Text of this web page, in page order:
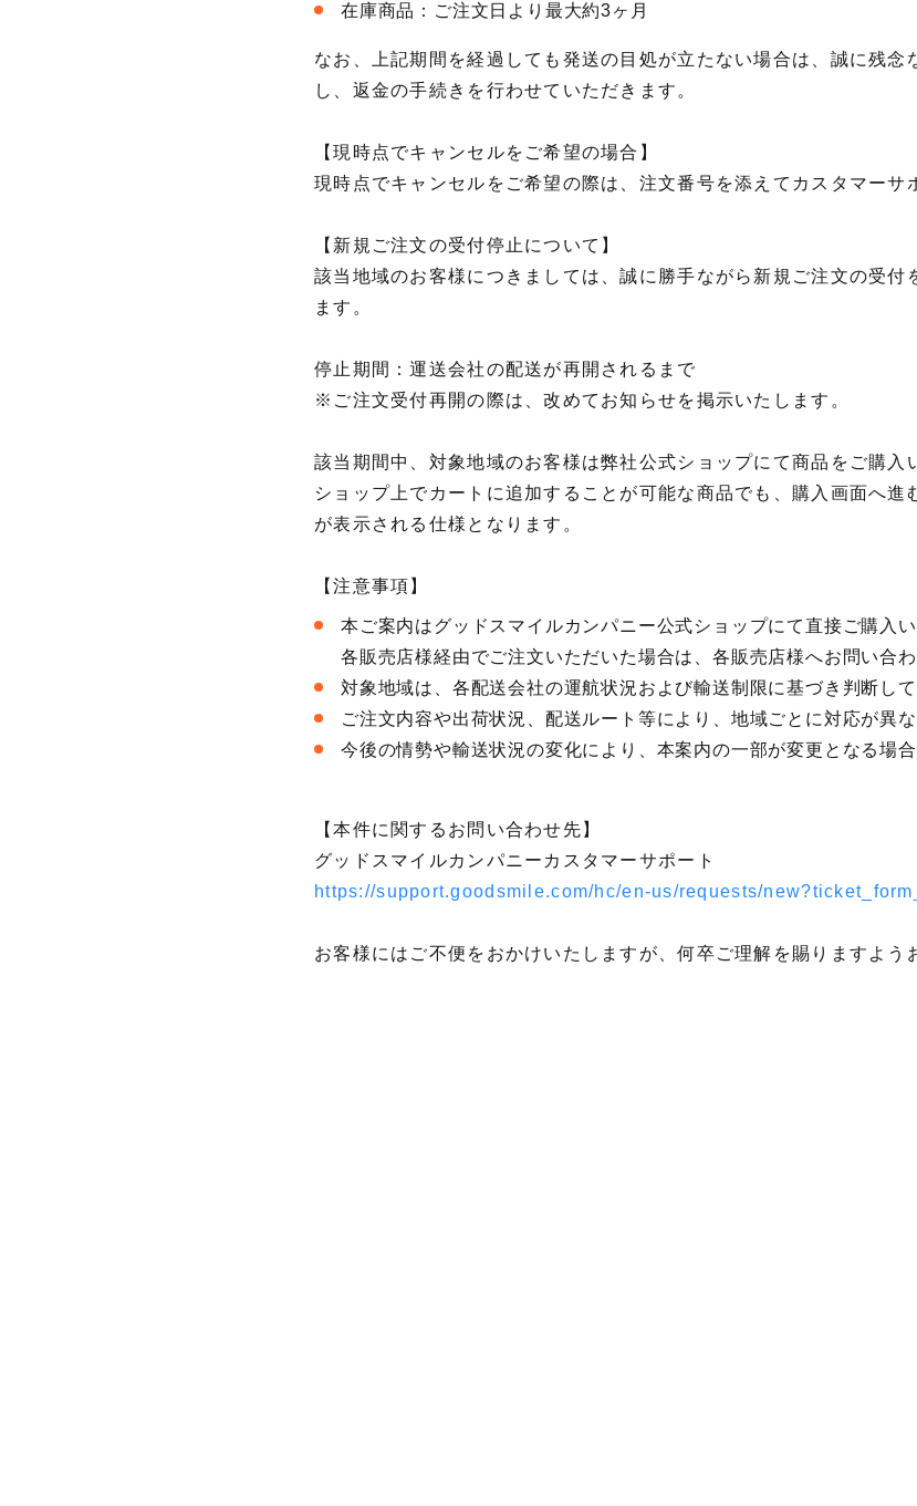
在庫商品：ご注文日より最大約3ヶ月
なお、上記期間を経過しても発送の目処が立たない場合は、誠に残念
し、返金の手続きを行わせていただきます。
【現時点でキャンセルをご希望の場合】
現時点でキャンセルをご希望の際は、注文番号を添えてカスタマーサ
【新規ご注文の受付停止について】
該当地域のお客様につきましては、誠に勝手ながら新規ご注文の受付
ます。
停止期間：運送会社の配送が再開されるまで
※ご注文受付再開の際は、改めてお知らせを掲示いたします。
該当期間中、対象地域のお客様は弊社公式ショップにて商品をご購入
ショップ上でカートに追加することが可能な商品でも、購入画面へ進
が表示される仕様となります。
【注意事項】
本ご案内はグッドスマイルカンパニー公式ショップにて直接ご購入
各販売店様経由でご注文いただいた場合は、各販売店様へお問い合わ
対象地域は、各配送会社の運航状況および輸送制限に基づき判断して
ご注文内容や出荷状況、配送ルート等により、地域ごとに対応が異
今後の情勢や輸送状況の変化により、本案内の一部が変更となる場合
【本件に関するお問い合わせ先】
グッドスマイルカンパニーカスタマーサポート
https://support.goodsmile.com/hc/en-us/requests/
お客様にはご不便をおかけいたしますが、何卒ご理解を賜りますよう